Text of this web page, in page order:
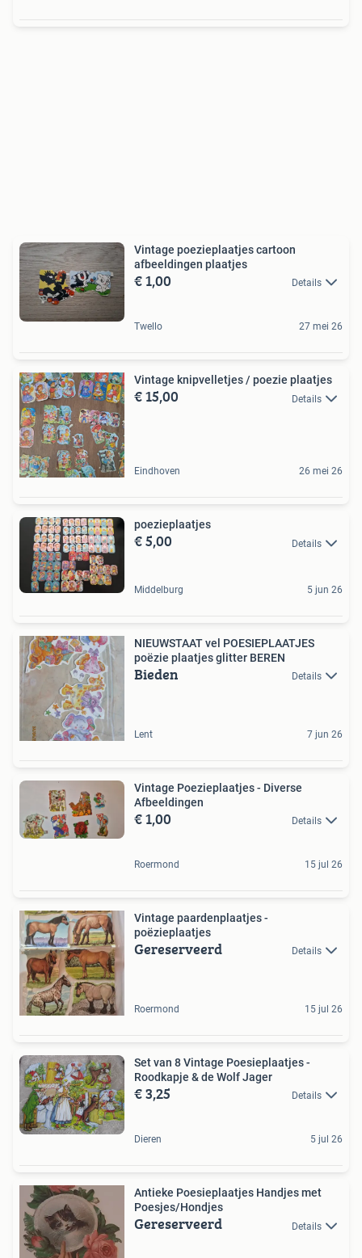
Vintage poezieplaatjes cartoon
afbeeldingen plaatjes
€ 1,00 Details
Twello 27 mei 26
Vintage knipvelletjes / poezie plaatjes
€ 15,00 Details
Eindhoven 26 mei 26
poezieplaatjes
€ 5,00 Details
Middelburg 5 jun 26
NIEUWSTAAT vel POESIEPLAATJES
poëzie plaatjes glitter BEREN
Bieden Details
Lent 7 jun 26
Vintage Poezieplaatjes - Diverse
Afbeeldingen
€ 1,00 Details
Roermond 15 jul 26
Vintage paardenplaatjes -
poëzieplaatjes
Gereserveerd Details
Roermond 15 jul 26
Set van 8 Vintage Poesieplaatjes -
Roodkapje & de Wolf Jager
€ 3,25 Details
Dieren 5 jul 26
Antieke Poesieplaatjes Handjes met
Poesjes/Hondjes
Gereserveerd Details